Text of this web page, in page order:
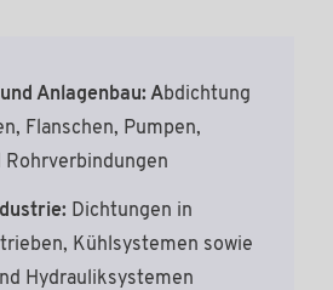
Anlagenbau: Abdichtung
Flanschen, Pumpen,
Rohrverbindungen
Dichtungen in
Kühlsystemen sowie
Hydrauliksystemen